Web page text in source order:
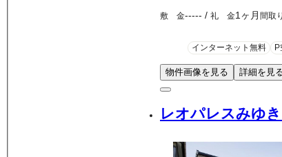
敷 金----- / 礼 金1ヶ月 間取り
インターネット無料
物件画像を見る 詳細を見
レオパレスみゆ